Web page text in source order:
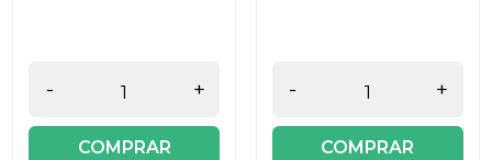
- +
COMPRAR
- +
COMPRAR